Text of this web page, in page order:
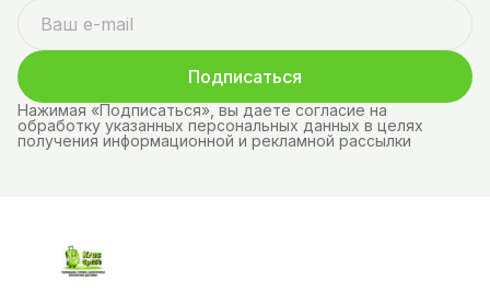
Подписаться
Нажимая «Подписаться», вы даете согласие на
обработку указанных персональных данных в целях
получения информационной и рекламной рассылки